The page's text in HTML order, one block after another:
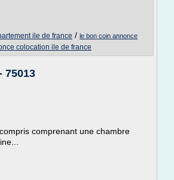
ile de france / le bon coin annonce
colocation ile de france
75013
comprenant une chambre